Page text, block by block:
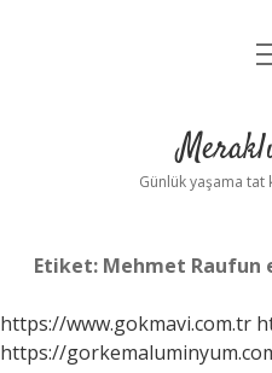
Günlük yaşama tat
Etiket: Mehmet Raufun
https://www.gokmavi.com.tr
https://